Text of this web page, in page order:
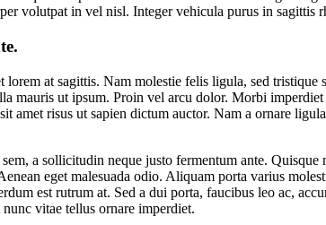
volutpat in vel nisl. Integer vehicula purus in sagittis
at sagittis. Nam molestie felis ligula, sed
mauris ut ipsum. Proin vel arcu dolor. Morbi
amet risus ut sapien dictum auctor. Nam a ornare
a sollicitudin neque justo fermentum ante.
eget malesuada odio. Aliquam porta varius
est rutrum at. Sed a dui porta, faucibus leo ac,
vitae tellus ornare imperdiet.